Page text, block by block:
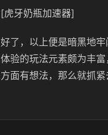
[虎牙奶瓶加速器]
好了，以上便是暗黑地
体验的玩法元素颇为丰
方面有想法，那么就抓紧